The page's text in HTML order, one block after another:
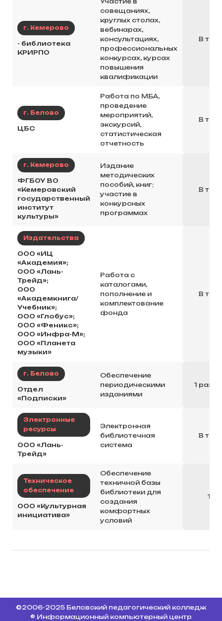
г. Кемерово
- библиотека
КРИРПО
совещаниях,
круглых столах,
вебинарах,
консультациях,
профессиональных
конкурсах, курсах
повышения
квалификации
В
г. Белово
ЦБС
Работа по МБА,
проведение
мероприятий,
экскурсий,
статистическая
отчетность
В
г. Кемерово
ФГБОУ ВО
«Кемеровский
государственный
институт
культуры»
Издание
методических
пособий, книг;
участие в
конкурсных
программах
В
Издательства
ООО «ИЦ
«Академия»;
ООО «Лань-
Трейд»;
ООО
«Академкнига/
Учебник»;
ООО «Глобус»;
ООО «Феникс»;
ООО «Инфра-М»;
ООО «Планета
музыки»
Работа с
каталогами,
пополнение и
комплектование
фонда
В
г. Белово
Отдел
«Подписки»
Обеспечение
периодическими
изданиями
1 раз в
Электронные
ресурсы
ООО «Лань-
Трейд»
Электронная
библиотечная
система
В
Техническое
обеспечение
ООО «Культурная
инициатива»
Обеспечение
техничной базы
библиотеки для
создания
комфортных
условий
1
©2006-2025 Беловский педагогический колледж
® Информационный компьютерный центр